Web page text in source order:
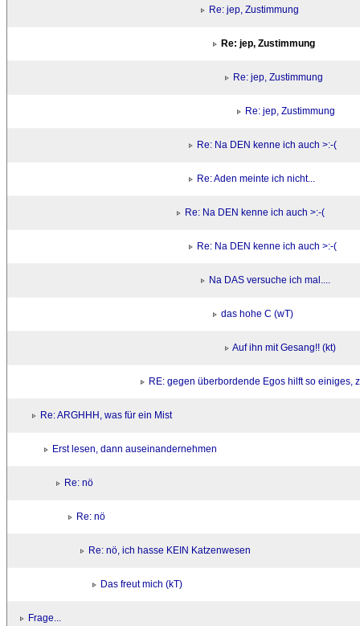
Re: jep, Zustimmung
Re: jep, Zustimmung
Re: jep, Zustimmung
Re: jep, Zustimmung
Re: Na DEN kenne ich auch >:-(
Re: Aden meinte ich nicht...
Re: Na DEN kenne ich auch >:-(
Re: Na DEN kenne ich auch >:-(
Na DAS versuche ich mal....
das hohe C (wT)
Auf ihn mit Gesang!! (kt)
RE: gegen überbordende Egos hilft so einiges,
Re: ARGHHH, was für ein Mist
Erst lesen, dann auseinandernehmen
Re: nö
Re: nö
Re: nö, ich hasse KEIN Katzenwesen
Das freut mich (kT)
Frage...